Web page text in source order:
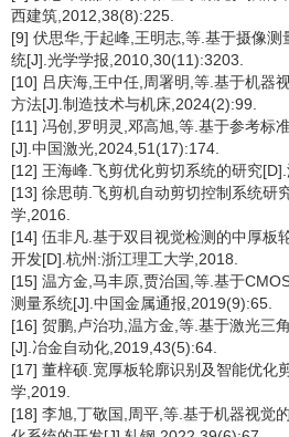
西建筑,2012,38(8):225.
[9] 伏思华,于起峰,王明志,等.基于摄像
统[J].光学学报,2010,30(11):3203.
[10] 吕庆海,王中任,周署明,等.基于机器
方法[J].制造技术与机床,2024(2):99.
[11] 冯创,罗明灵,邓高旭,等.基于参考标
[J].中国激光,2024,51(17):174.
[12] 王海峰.飞剪优化剪切系统的研究
[13] 徐思萌.飞剪机自动剪切控制系统研
学,2016.
[14] 伍非凡.基于双目视觉检测的中厚板
开发[D].杭州:浙江理工大学,2018.
[15] 温方金,马丰原,贾治国,等.基于
测量系统[J].中国金属通报,2019(9):65.
[16] 贺鹏,卢治功,温方金,等.基于激光三
[J].冶金自动化,2019,43(5):64.
[17] 董梓硕.宽厚板轮廓识别及智能优化
学,2019.
[18] 李旭,丁敬国,周平,等.基于机器视觉